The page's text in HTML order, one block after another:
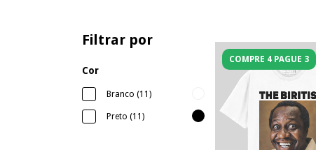
Filtrar por
Cor
Branco (11)
Preto (11)
COMPRE 4 PAGUE 3